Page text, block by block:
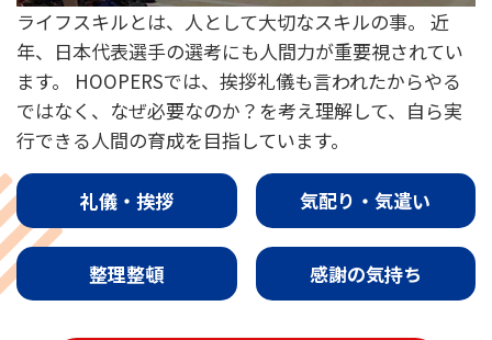
ライフスキルとは、人として大切なスキルの事。 近
年、日本代表選手の選考にも人間力が重要視されてい
ます。 HOOPERSでは、挨拶礼儀も言われたからやる
ではなく、なぜ必要なのか？を考え理解して、自ら実
行できる人間の育成を目指しています。
礼儀・挨拶 気配り・気遣い
整理整頓 感謝の気持ち